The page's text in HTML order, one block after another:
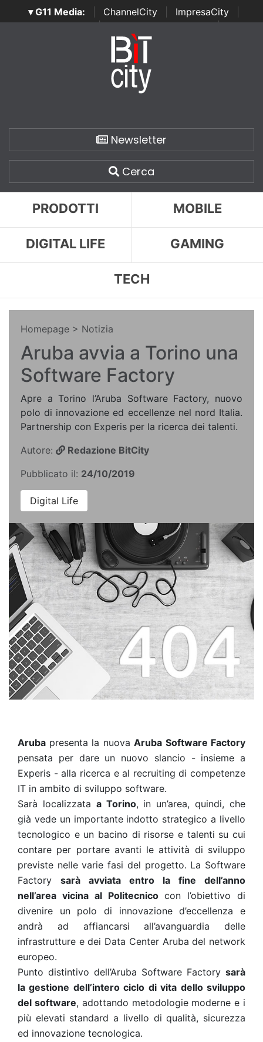
▾ G11 Media: ChannelCity ImpresaCity
SecurityOpenLab | Italian Channel Awards | Italian
Italian Security Awards
Newsletter
Cerca
PRODOTTI MOBILE
DIGITAL LIFE GAMING
TECH
Homepage > Notizia
Aruba avvia a Torino una
Software Factory
Apre a Torino l’Aruba Software Factory, nuovo
polo di innovazione ed eccellenze nel nord Italia.
Partnership con Experis per la ricerca dei talenti.
Autore:
Redazione BitCity
Pubblicato il: 24/10/2019
Digital Life
Aruba presenta la nuova Aruba Software Factory
pensata per dare un nuovo slancio - insieme a
Experis - alla ricerca e al recruiting di competenze
IT in ambito di sviluppo software.
Sarà localizzata a Torino, in un’area, quindi, che
già vede un importante indotto strategico a livello
tecnologico e un bacino di risorse e talenti su cui
contare per portare avanti le attività di sviluppo
previste nelle varie fasi del progetto. La Software
Factory sarà avviata entro la fine dell’anno
nell’area vicina al Politecnicocon l’obiettivo di
divenire un polo di innovazione d’eccellenza e
andrà ad affiancarsi all’avanguardia delle
infrastrutture e dei Data Center Aruba del network
europeo.
Punto distintivo dell’Aruba Software Factory sarà
la gestione dell’intero ciclo di vita dello sviluppo
del software, adottando metodologie moderne e i
più elevati standard a livello di qualità, sicurezza
ed innovazione tecnologica.